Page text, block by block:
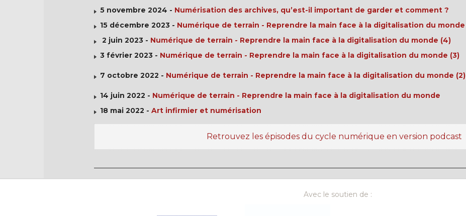
5 novembre 2024 - Numérisation des archives, qu’est-il important de garder et comment ?
15 décembre 2023 - Numérique de terrain - Reprendre la main face à la digitalisation du monde
2 juin 2023 - Numérique de terrain - Reprendre la main face à la digitalisation du monde (4)
3 février 2023 - Numérique de terrain - Reprendre la main face à la digitalisation du monde (3)
7 octobre 2022 - Numérique de terrain - Reprendre la main face à la digitalisation du monde (2)
14 juin 2022 - Numérique de terrain - Reprendre la main face à la digitalisation du monde
18 mai 2022 - Art infirmier et numérisation
Retrouvez les épisodes du cycle numérique en version podcast
Avec le soutien de :